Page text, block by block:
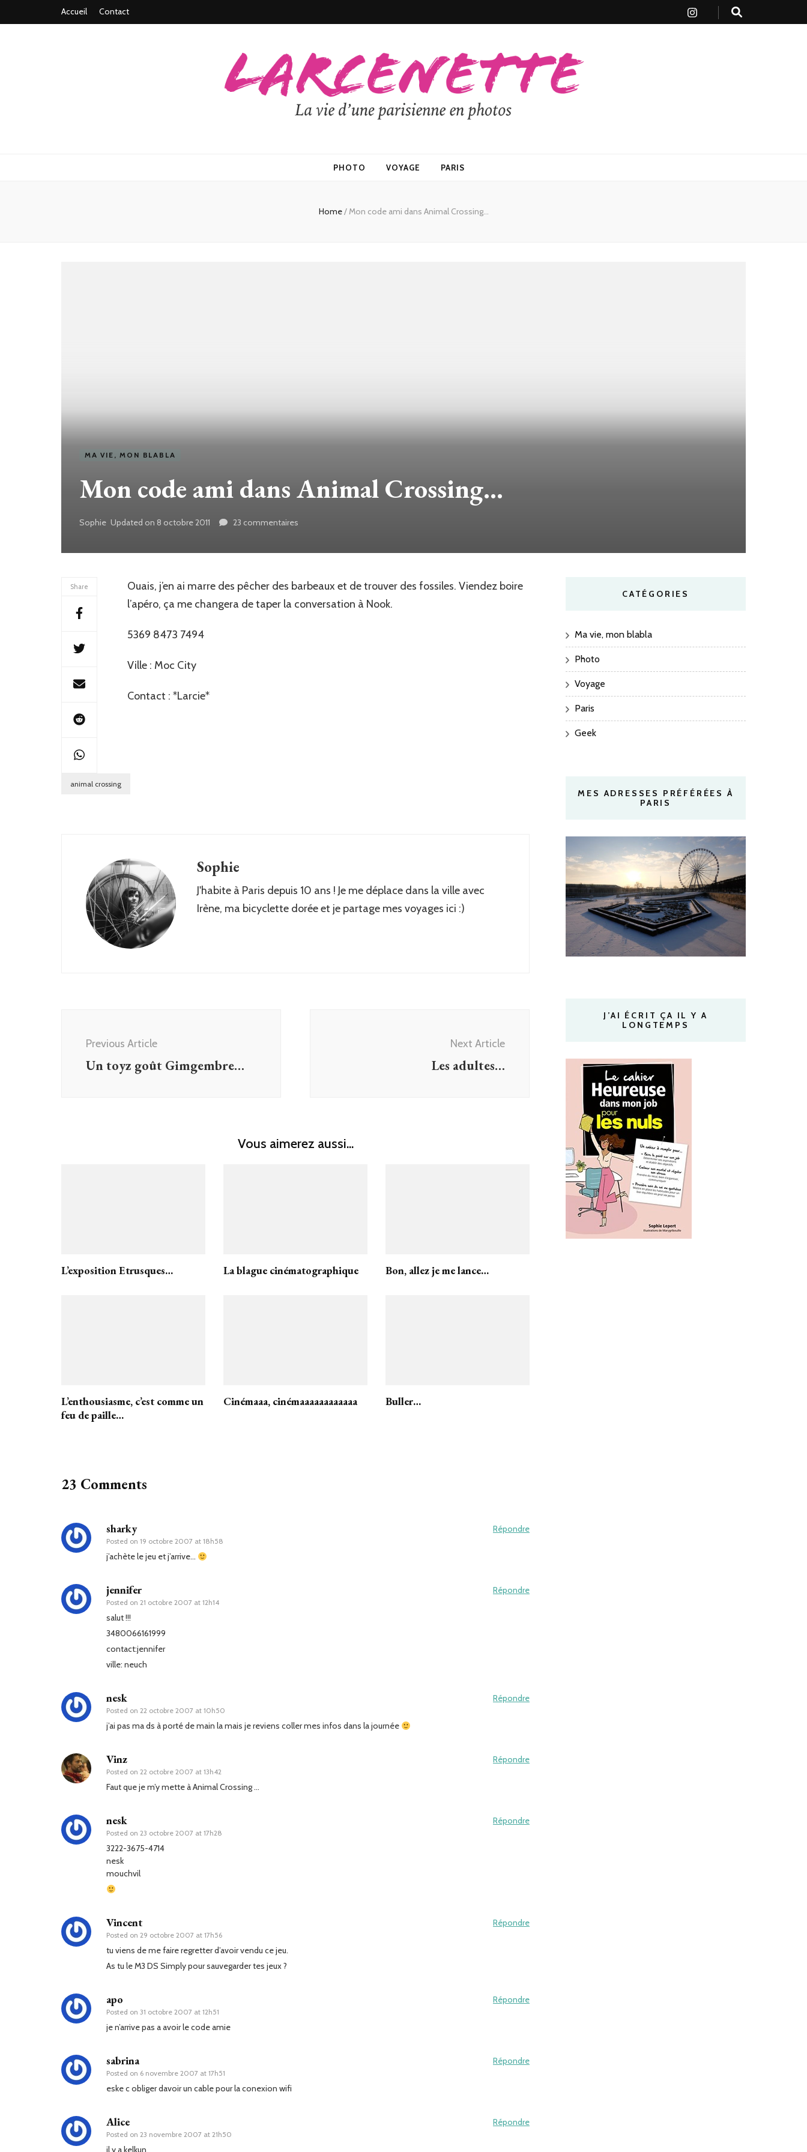
Accueil Contact
PHOTO VOYAGE PARIS
Home/Mon code ami dans Animal Crossing…
MA VIE, MON BLABLA
Mon code ami dans Animal Crossing…
Sophie Updated on 8 octobre 2011 23 commentaires
Animal
Share
Ouais, j’en ai marre des pêcher des barbeaux et de trouver des fossiles. Viendez boire
l’apéro, ça me changera de taper la conversation à Nook.
5369 8473 7494
Ville : Moc City
Contact : *Larcie*
animal crossing
Sophie
J'habite à Paris depuis 10 ans ! Je me déplace dans la ville avec
Irène, ma bicyclette dorée et je partage mes voyages ici :)
Navigation
Previous Article
Un toyz goût Gimgembre…
Next Article
Les adultes…
Vous aimerez aussi...
L’exposition Etrusques… La blague cinématographique Bon, allez je me lance…
L’enthousiasme, c’est comme un
feu de paille…
Cinémaaa, cinémaaaaaaaaaaaa Buller…
23 Comments
sharky
Posted on 19 octobre 2007 at 18h58
Répondre
j’achète le jeu et j’arrive…
jennifer
Posted on 21 octobre 2007 at 12h14
Répondre
salut !!!
3480066161999
contact:jennifer
ville: neuch
nesk
Posted on 22 octobre 2007 at 10h50
Répondre
j’ai pas ma ds à porté de main la mais je reviens coller mes infos dans la journée
Vinz
Posted on 22 octobre 2007 at 13h42
Répondre
Faut que je m’y mette à Animal Crossing …
nesk
Posted on 23 octobre 2007 at 17h28
Répondre
3222-3675-4714
nesk
mouchvil
Vincent
Posted on 29 octobre 2007 at 17h56
Répondre
tu viens de me faire regretter d’avoir vendu ce jeu.
As tu le M3 DS Simply pour sauvegarder tes jeux ?
apo
Posted on 31 octobre 2007 at 12h51
Répondre
je n’arrive pas a avoir le code amie
sabrina
Posted on 6 novembre 2007 at 17h51
Répondre
eske c obliger davoir un cable pour la conexion wifi
Alice
Posted on 23 novembre 2007 at 21h50
Répondre
il y a kelkun
CATÉGORIES
Ma vie, mon blabla
Photo
Voyage
Paris
Geek
MES ADRESSES PRÉFÉRÉES À
PARIS
J’AI ÉCRIT ÇA IL Y A
LONGTEMPS